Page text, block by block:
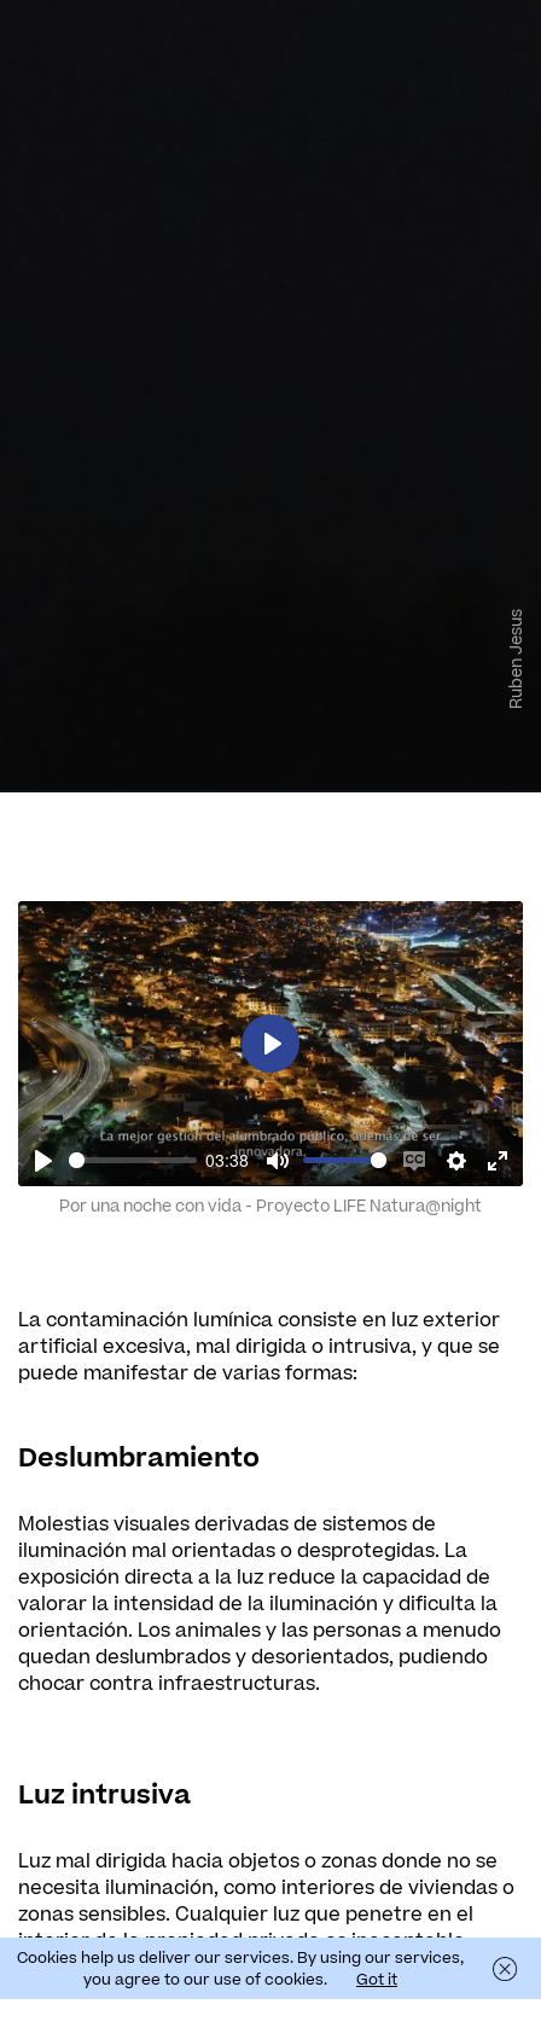
Ruben Jesus
Play
03:38
Mute
Enable
captions
Settings
Enter
Play
Por una noche con vida - Proyecto LIFE Natura@night
La contaminación lumínica consiste en luz exterior
artificial excesiva, mal dirigida o intrusiva, y que se
puede manifestar de varias formas:
Deslumbramiento
Molestias visuales derivadas de sistemos de
iluminación mal orientadas o desprotegidas. La
exposición directa a la luz reduce la capacidad de
valorar la intensidad de la iluminación y dificulta la
orientación. Los animales y las personas a menudo
quedan deslumbrados y desorientados, pudiendo
chocar contra infraestructuras.
Luz intrusiva
Luz mal dirigida hacia objetos o zonas donde no se
necesita iluminación, como interiores de viviendas o
zonas sensibles. Cualquier luz que penetre en el
interior de la propiedad privada es inaceptable.
Pueden afectar a la calidad de vida y el ritmo
circadiano de las personas ya que dificulta el
Cookies help us deliver our services. By using our services,
you agree to our use of cookies.
Got it